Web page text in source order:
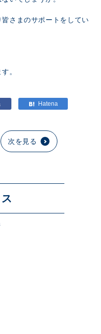
さまのサポートをしてい
。
次を見る